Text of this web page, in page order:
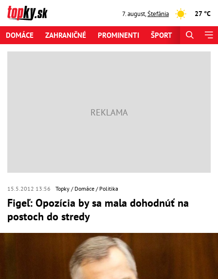
7. august,Štefánia 27 °C
DOMÁCE ZAHRANIČNÉ PROMINENTI ŠPORT
15.5.2012 13:56 Topky Domáce Politika
Figeľ: Opozícia by sa mala dohodnúť na
postoch do stredy